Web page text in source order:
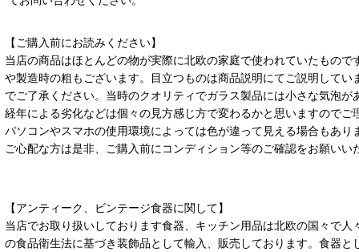
【ご購入前にお読みください】
当店の商品はほとんどの物が実際に北欧の家庭で使われていたもの
や製造時の粗もございます。目立つものは商品説明にてご説明して
でご了承ください。当時のクオリティでガラス製品には小さな気泡が
経年による劣化などは個々の見方感じ方で変わるかと思いますのでご
パソコンやスマホの使用環境によっては色が違って見える場合もあ
ご心配な方は是非、ご購入前にコンディション等のご確認をお願い
【アンティーク、ビンテージ食器に関して】
当店でお取り扱いしております食器、キッチン用品は北欧の国々で
の食品衛生法に基づき装飾品として輸入、販売しております。食器